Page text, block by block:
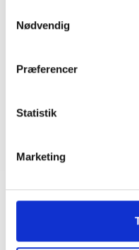
Nødvendig
Præferencer
Statistik
Marketing
08. juni 2026
kommunale lejemål